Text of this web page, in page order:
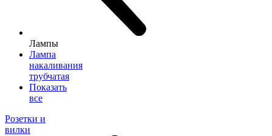
Лампы
Лампа
накаливания
трубчатая
Показать
все
Розетки и
вилки